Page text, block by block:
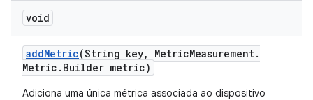
void
addMetric(String key, MetricMeasurement.
Metric . Builder metric)
Adiciona uma única métrica associada ao dispositivo